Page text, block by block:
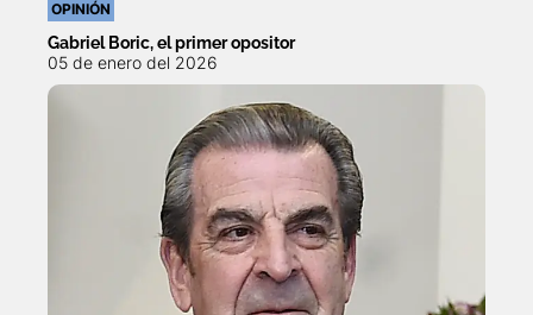
OPINIÓN
Gabriel Boric, el primer opositor
05 de enero del 2026